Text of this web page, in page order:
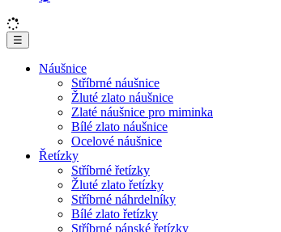
☰
Náušnice
Stříbrné náušnice
Žluté zlato náušnice
Zlaté náušnice pro miminka
Bílé zlato náušnice
Ocelové náušnice
Řetízky
Stříbrné řetízky
Žluté zlato řetízky
Stříbrné náhrdelníky
Bílé zlato řetízky
Stříbrné pánské řetízky